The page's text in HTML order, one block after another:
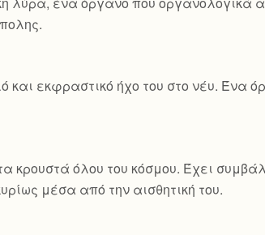
και εκφραστικό ήχο του στο νέυ. Ένα
όλου του κόσμου. Έχει
μέσα από την αισθητική του.